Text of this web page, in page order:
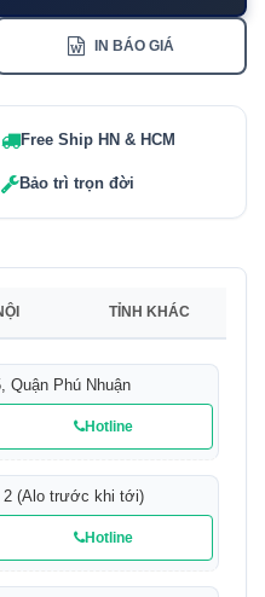
IN BÁO GIÁ
Free Ship HN & HCM
Bảo trì trọn đời
TỈNH KHÁC
Quận Phú Nhuận
Hotline
2 (Alo trước khi tới)
Hotline